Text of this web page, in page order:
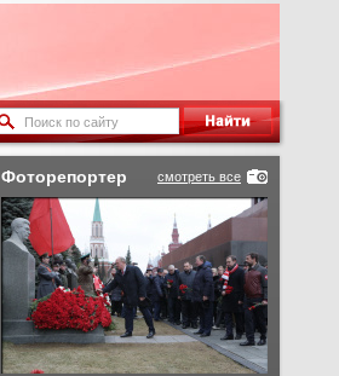
смотреть все
Фоторепортер